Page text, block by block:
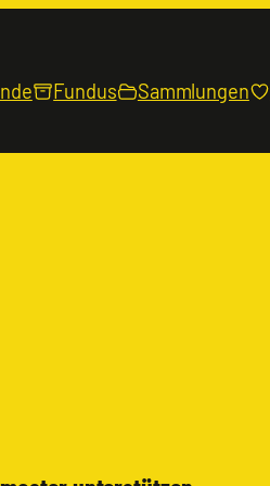
Fundus Sammlungen